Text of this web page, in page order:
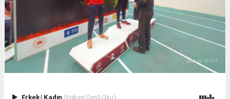
Erkek| Kadın (Haberi Sesli Oku)